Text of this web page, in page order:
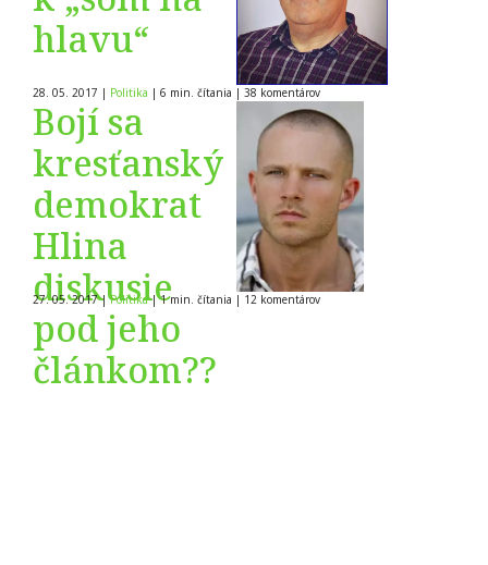
hlavu“
28. 05. 2017 | Politika | 6 min. čítania | 38 komentárov
Bojí sa
kresťanský
demokrat
Hlina
diskusie
pod jeho
článkom??
27. 05. 2017| Politika |1 min. čítania | 12 komentárov